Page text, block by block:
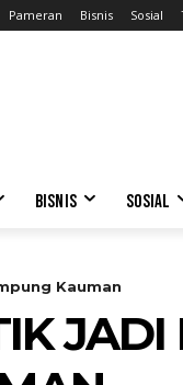
Pameran Bisnis Sosial
BISNIS SOSIAL
Kauman
JADI